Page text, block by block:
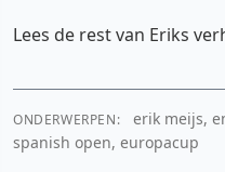
Lees de rest van Eriks
ONDERWERPEN:
erik meijs,
spanish open, europacup